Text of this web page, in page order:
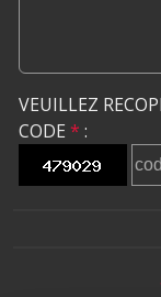
VEUILLEZ
CODE * :